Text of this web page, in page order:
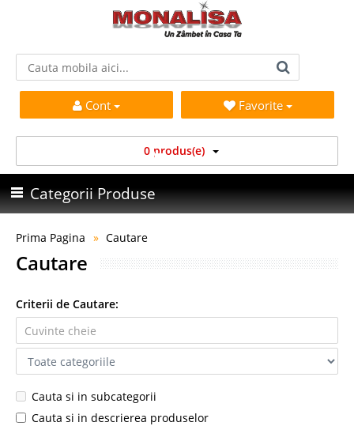
Cont Favorite
0 produs(e)
Categorii Produse
Prima Pagina Cautare
Cautare
Criterii de Cautare:
Cauta si in subcategorii
Cauta si in descrierea produselor